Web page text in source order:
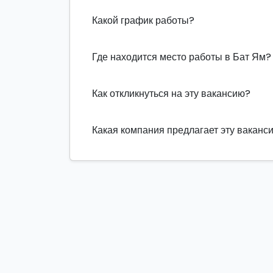
Какой график работы?
Где находится место работы в Бат Ям?
Как откликнуться на эту вакансию?
Какая компания предлагает эту